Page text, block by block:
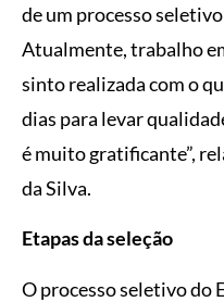
de um processo
Atualmente, trabalho
sinto realizada com o
dias para levar
é muito gratificante”,
da Silva.
Etapas da seleção
O processo seletivo do